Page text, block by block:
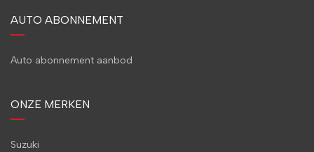
AUTO ABONNEMENT
Auto abonnement aanbod
ONZE MERKEN
Suzuki